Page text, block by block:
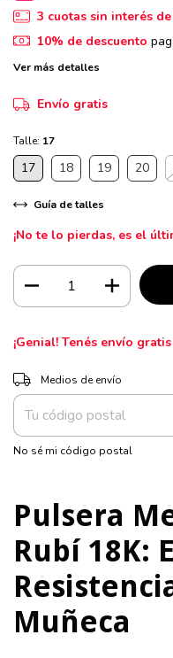
3 cuotas sin interés de
10% de descuento
Ver más detalles
Envío gratis
Talle: 17
17 18 19 20
Guía de talles
¡No te lo pierdas, es el
¡Genial! Tenés envío gratis
Entregas para el CP:
Medios de envío
No sé mi código postal
Pulsera
Rubí 18K:
Muñeca